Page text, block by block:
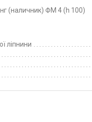
(наличник) ФМ 4 (h 100)
ліпнини